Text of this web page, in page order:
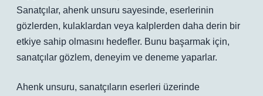
Sanatçılar, ahenk unsuru sayesinde, eserlerinin
gözlerden, kulaklardan veya kalplerden daha derin bir
etkiye sahip olmasını hedefler. Bunu başarmak için,
sanatçılar gözlem, deneyim ve deneme yaparlar.
Ahenk unsuru, sanatçıların eserleri üzerinde